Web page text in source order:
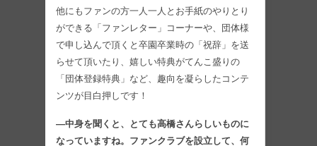
他にもファンの方一人一人とお手紙のやりとり
ができる「ファンレター」コーナーや、団体様
で申し込んで頂くと卒園卒業時の「祝辞」を送
らせて頂いたり、嬉しい特典がてんこ盛りの
「団体登録特典」など、趣向を凝らしたコンテ
ンツが目白押しです！
―中身を聞くと、とても高橋さんらしいものに
なっていますね。ファンクラブを設立して、何